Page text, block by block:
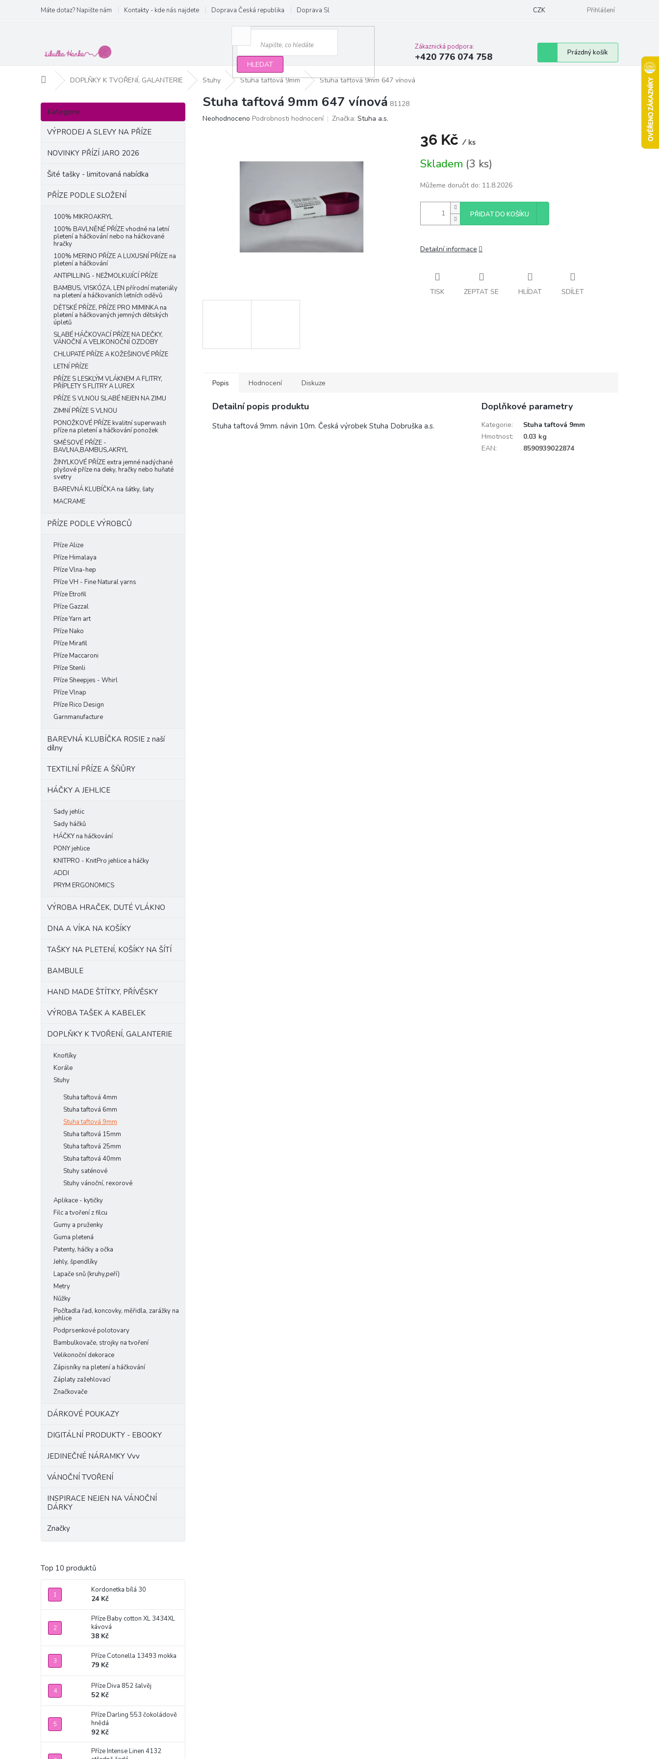
obsah
Máte dotaz? Napište nám Kontakty - kde nás najdete Doprava Česká republika Doprava Slovensko a EU Podmínky ochrany osobních údajů Moje objednávka
CZK Přihlášení
HLEDAT
Zákaznická podpora:
+420 776 074 758
Nákupní
košík
Prázdný košík
Domů DOPLŇKY K TVOŘENÍ, GALANTERIE Stuhy Stuha taftová 9mm Stuha taftová 9mm 647 vínová
P
s
Přeskočit
kategorie
Kategorie
VÝPRODEJ A SLEVY NA PŘÍZE
NOVINKY PŘÍZÍ JARO 2026
Šité tašky - limitovaná nabídka
PŘÍZE PODLE SLOŽENÍ
100% MIKROAKRYL
100% BAVLNĚNÉ PŘÍZE vhodné na letní
pletení a háčkování nebo na háčkované
hračky
100% MERINO PŘÍZE A LUXUSNÍ PŘÍZE na
pletení a háčkování
ANTIPILLING - NEŽMOLKUJÍCÍ PŘÍZE
BAMBUS, VISKÓZA, LEN přírodní materiály
na pletení a háčkovaních letních oděvů
DĚTSKÉ PŘÍZE, PŘÍZE PRO MIMINKA na
pletení a háčkovaných jemných dětských
úpletů
SLABÉ HÁČKOVACÍ PŘÍZE NA DEČKY,
VÁNOČNÍ A VELIKONOČNÍ OZDOBY
CHLUPATÉ PŘÍZE A KOŽEŠINOVÉ PŘÍZE
LETNÍ PŘÍZE
PŘÍZE S LESKLÝM VLÁKNEM A FLITRY,
PŘÍPLETY S FLITRY A LUREX
PŘÍZE S VLNOU SLABÉ NEJEN NA ZIMU
ZIMNÍ PŘÍZE S VLNOU
PONOŽKOVÉ PŘÍZE kvalitní superwash
příze na pletení a háčkování ponožek
SMĚSOVÉ PŘÍZE -
BAVLNA,BAMBUS,AKRYL
ŽINYLKOVÉ PŘÍZE extra jemné nadýchané
plyšové příze na deky, hračky nebo huňaté
svetry
BAREVNÁ KLUBÍČKA na šátky, šaty
MACRAME
PŘÍZE PODLE VÝROBCŮ
Příze Alize
Příze Himalaya
Příze Vlna-hep
Příze VH - Fine Natural yarns
Příze Etrofil
Příze Gazzal
Příze Yarn art
Příze Nako
Příze Mirafil
Příze Maccaroni
Příze Stenli
Příze Sheepjes - Whirl
Příze Vlnap
Příze Rico Design
Garnmanufacture
BAREVNÁ KLUBÍČKA ROSIE z naší
dílny
TEXTILNÍ PŘÍZE A ŠŇŮRY
HÁČKY A JEHLICE
Sady jehlic
Sady háčků
HÁČKY na háčkování
PONY jehlice
KNITPRO - KnitPro jehlice a háčky
ADDI
PRYM ERGONOMICS
VÝROBA HRAČEK, DUTÉ VLÁKNO
DNA A VÍKA NA KOŠÍKY
TAŠKY NA PLETENÍ, KOŠÍKY NA ŠÍTÍ
BAMBULE
HAND MADE ŠTÍTKY, PŘÍVĚSKY
VÝROBA TAŠEK A KABELEK
DOPLŇKY K TVOŘENÍ, GALANTERIE
Knoflíky
Korále
Stuhy
Stuha taftová 4mm
Stuha taftová 6mm
Stuha taftová 9mm
Stuha taftová 15mm
Stuha taftová 25mm
Stuha taftová 40mm
Stuhy saténové
Stuhy vánoční, rexorové
Aplikace - kytičky
Filc a tvoření z filcu
Gumy a pruženky
Guma pletená
Patenty, háčky a očka
Jehly, špendlíky
Lapače snů (kruhy,peří)
Metry
Nůžky
Počítadla řad, koncovky, měřidla, zarážky na
jehlice
Podprsenkové polotovary
Bambulkovače, strojky na tvoření
Velikonoční dekorace
Zápisníky na pletení a háčkování
Záplaty zažehlovací
Značkovače
DÁRKOVÉ POUKAZY
DIGITÁLNÍ PRODUKTY - EBOOKY
JEDINEČNÉ NÁRAMKY Vvv
VÁNOČNÍ TVOŘENÍ
INSPIRACE NEJEN NA VÁNOČNÍ
DÁRKY
Značky
Top 10 produktů
Kordonetka bílá 30
24 Kč
Příze Baby cotton XL 3434XL
kávová
38 Kč
Příze Cotonella 13493 mokka
79 Kč
Příze Diva 852 šalvěj
52 Kč
Příze Darling 553 čokoládově
hnědá
92 Kč
Příze Intense Linen 4132
Stuha taftová 9mm 647 vínová 81128
Průměrné
Neohodnoceno Podrobnosti hodnocení Značka: Stuha a.s.
36 Kč / ks
cena:
Skladem (3 ks)
Můžeme doručit do: 11.8.2026
PŘIDAT DO KOŠÍKU
Detailní informace
TISK ZEPTAT SE HLÍDAT SDÍLET
Popis Hodnocení Diskuze
Detailní popis produktu
Stuha taftová 9mm. návin 10m. Česká výrobek Stuha Dobruška a.s.
Doplňkové parametry
Kategorie:
Stuha taftová 9mm
Hmotnost:
0.03 kg
EAN: 8590939022874